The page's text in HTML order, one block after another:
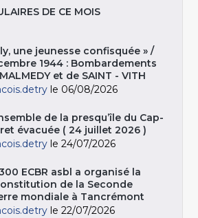
DE CE MOIS
une jeunesse confisquée » /
1944 : Bombardements
et de SAINT - VITH
le 06/08/2026
de la presqu’île du Cap-
évacuée ( 24 juillet 2026 )
le 24/07/2026
ECBR asbl a organisé la
de la Seconde
mondiale à Tancrémont
le 22/07/2026